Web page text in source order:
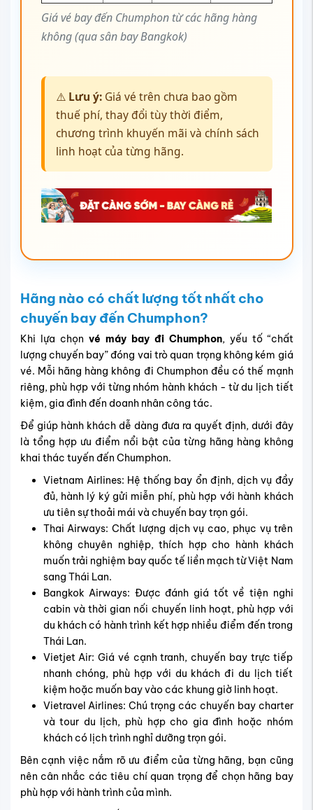
Giá vé bay đến Chumphon từ các hãng hàng
không (qua sân bay Bangkok)
⚠️ Lưu ý:Giá vé trên chưa bao gồm
thuế phí, thay đổi tùy thời điểm,
chương trình khuyến mãi và chính sách
linh hoạt của từng hãng.
Hãng nào có chất lượng tốt nhất cho
chuyến bay đến Chumphon?
Khi lựa chọn vé máy bay đi Chumphon, yếu tố “chất
lượng chuyến bay” đóng vai trò quan trọng không kém giá
vé. Mỗi hãng hàng không đi Chumphon đều có thế mạnh
riêng, phù hợp với từng nhóm hành khách - từ du lịch tiết
kiệm, gia đình đến doanh nhân công tác.
Để giúp hành khách dễ dàng đưa ra quyết định, dưới đây
là tổng hợp ưu điểm nổi bật của từng hãng hàng không
khai thác tuyến đến Chumphon.
Vietnam Airlines: Hệ thống bay ổn định, dịch vụ đầy
đủ, hành lý ký gửi miễn phí, phù hợp với hành khách
ưu tiên sự thoải mái và chuyến bay trọn gói.
Thai Airways: Chất lượng dịch vụ cao, phục vụ trên
không chuyên nghiệp, thích hợp cho hành khách
muốn trải nghiệm bay quốc tế liền mạch từ Việt Nam
sang Thái Lan.
Bangkok Airways: Được đánh giá tốt về tiện nghi
cabin và thời gian nối chuyến linh hoạt, phù hợp với
du khách có hành trình kết hợp nhiều điểm đến trong
Thái Lan.
Vietjet Air: Giá vé cạnh tranh, chuyến bay trực tiếp
nhanh chóng, phù hợp với du khách đi du lịch tiết
kiệm hoặc muốn bay vào các khung giờ linh hoạt.
Vietravel Airlines: Chú trọng các chuyến bay charter
và tour du lịch, phù hợp cho gia đình hoặc nhóm
khách có lịch trình nghỉ dưỡng trọn gói.
Bên cạnh việc nắm rõ ưu điểm của từng hãng, bạn cũng
nên cân nhắc các tiêu chí quan trọng để chọn hãng bay
phù hợp với hành trình của mình.